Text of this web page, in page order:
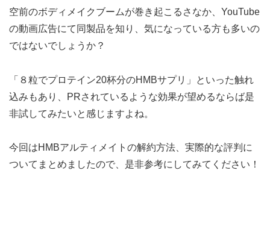
空前のボディメイクブームが巻き起こるさなか、YouTube
の動画広告にて同製品を知り、気になっている方も多いの
ではないでしょうか？
「８粒でプロテイン20杯分のHMBサプリ」といった触れ
込みもあり、PRされているような効果が望めるならば是
非試してみたいと感じますよね。
今回はHMBアルティメイトの解約方法、実際的な評判に
ついてまとめましたので、是非参考にしてみてください！